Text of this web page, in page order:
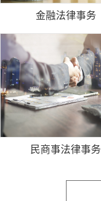
金融法律事务
民商事法律事务